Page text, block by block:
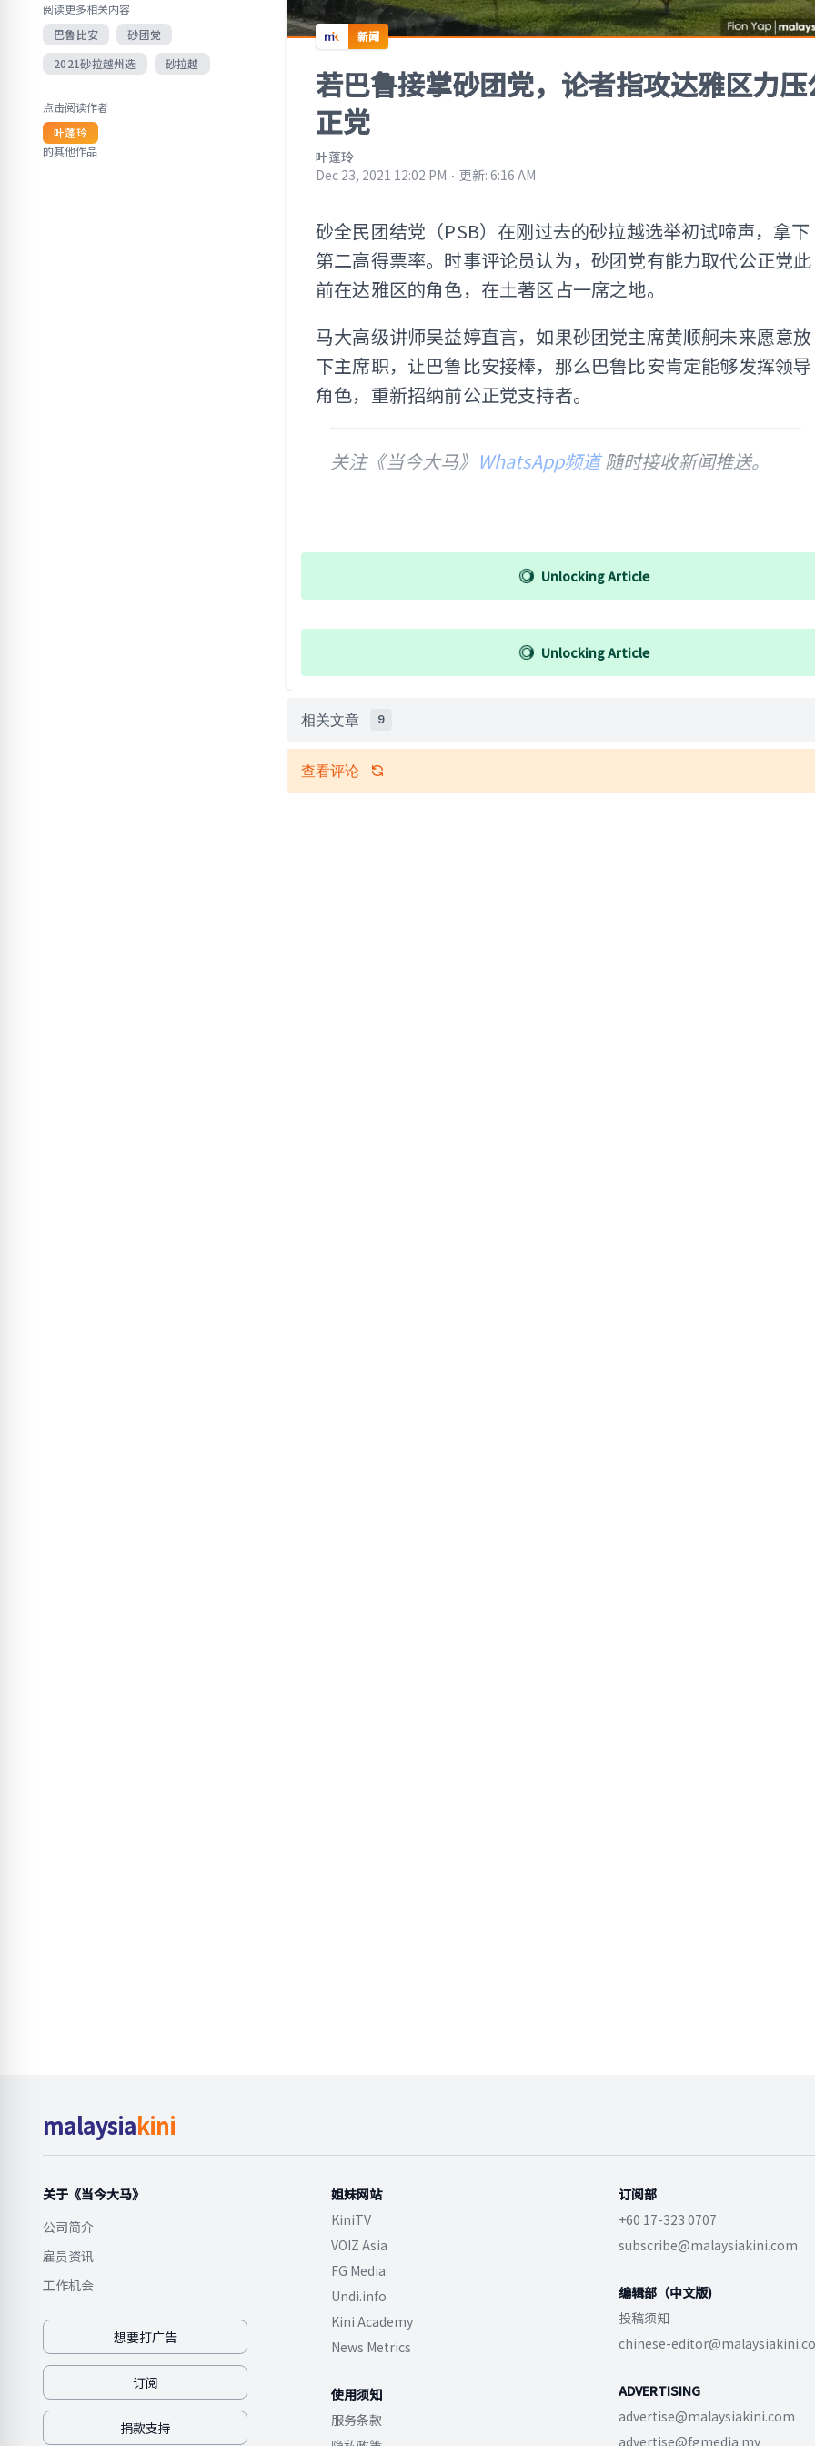
阅读更多相关内容
巴鲁比安
砂团党
2021砂拉越州选
砂拉越
点击阅读作者
叶蓬玲
的其他作品
新闻
若巴鲁接掌砂团党，论者指攻达雅区力压
正党
叶蓬玲
Dec 23, 2021 12:02 PM ⋅ 更新: 6:16 AM
砂全民团结党（PSB）在刚过去的砂拉越选举初试啼声，拿下
第二高得票率。时事评论员认为，砂团党有能力取代公正党此
前在达雅区的角色，在土著区占一席之地。
马大高级讲师吴益婷直言，如果砂团党主席黄顺舸未来愿意放
下主席职，让巴鲁比安接棒，那么巴鲁比安肯定能够发挥领导
角色，重新招纳前公正党支持者。
关注《当今大马》 WhatsApp频道随时接收新闻推送。
Unlocking Article
Unlocking Article
相关文章 9
查看评论
malaysiakini
关于《当今大马》
公司简介
雇员资讯
工作机会
想要打广告
订阅
捐款支持
姐妹网站
KiniTV
VOIZ Asia
FG Media
Undi.info
Kini Academy
News Metrics
使用须知
服务条款
订阅部
+60 17-323 0707
subscribe@malaysiakini.com
编辑部（中文版)
投稿须知
chinese-
ADVERTISING
advertise@malaysiakini.com
advertise@fgmedia.my